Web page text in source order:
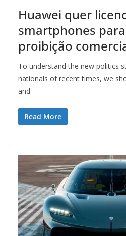
Huawei quer
smartphones
proibição
To understand the new politics
nationals of recent times, we
and
Read More